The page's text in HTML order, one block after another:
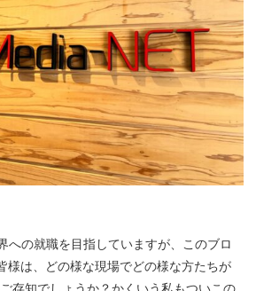
への就職を目指していますが、このブロ
様は、どの様な現場でどの様な方たちが